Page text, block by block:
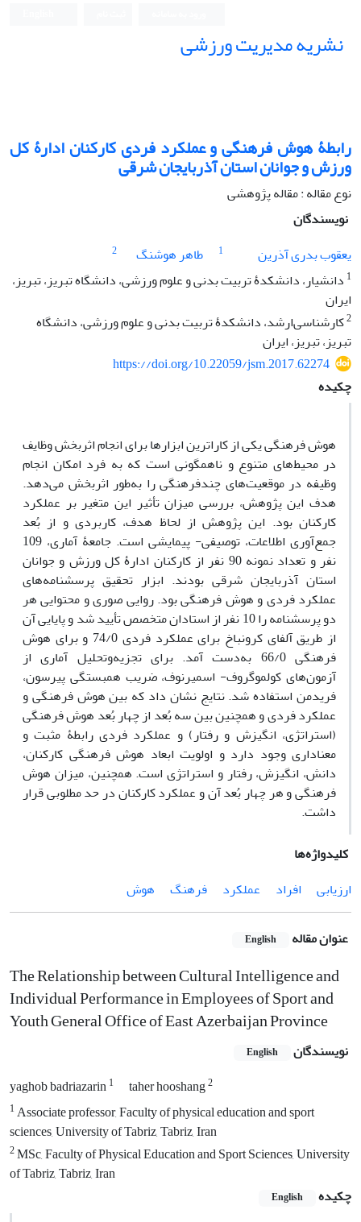
نشریه مدیریت ورزشی
رابطۀ هوش فرهنگی و عملکرد فردی کارکنان ادارۀ کل
ورزش و جوانان استان آذربایجان شرقی
نوع مقاله : مقاله پژوهشی
نویسندگان
یعقوب بدری آذرین
1 طاهر هوشنگ
2
1 دانشیار، دانشکدۀ تربیت بدنی و علوم ورزشی، دانشگاه تبریز، تبریز،
ایران
2کارشناسی‌ارشد، دانشکدۀ تربیت بدنی و علوم ورزشی، دانشگاه
تبریز، تبریز، ایران
https://doi.org/10.22059/jsm.2017.62274
چکیده
هوش فرهنگی یکی از کاراترین ابزارها برای انجام اثربخش وظایف
در محیط‌های متنوع و ناهمگونی است که به فرد امکان انجام
وظیفه در موقعیت‌های چندفرهنگی را به‌طور اثربخش می‌دهد.
هدف این پژوهش، بررسی میزان تأثیر این متغیر بر عملکرد
کارکنان بود. این پژوهش از لحاظ هدف، کاربردی و از بُعد
جمع‌آوری اطلاعات، توصیفی- پیمایشی است. جامعۀ آماری، 109
نفر و تعداد نمونه 90 نفر از کارکنان ادارۀ کل ورزش و جوانان
استان آذربایجان شرقی بودند. ابزار تحقیق پرسشنامه‌های
عملکرد فردی و هوش فرهنگی بود. روایی صوری و محتوایی هر
دو پرسشنامه را 10 نفر از استادان متخصص تأیید شد و پایایی آن
از طریق آلفای کرونباخ برای عملکرد فردی 74/0 و برای هوش
فرهنگی 66/0 به‌دست آمد. برای تجزیه‌وتحلیل آماری از
آزمون‌های کولموگروف- اسمیرنوف، ضریب همبستگی پیرسون،
فریدمن استفاده شد. نتایج نشان داد که بین هوش فرهنگی و
عملکرد فردی و همچنین بین سه بُعد از چهار بُعد هوش فرهنگی
(استراتژی، انگیزش و رفتار) و عملکرد فردی رابطۀ مثبت و
معناداری وجود دارد و اولویت ابعاد هوش فرهنگی کارکنان،
دانش، انگیزش، رفتار و استراتژی است. همچنین، میزان هوش
فرهنگی و هر چهار بُعد آن و عملکرد کارکنان در حد مطلوبی قرار
داشت.
کلیدواژه‌ها
ارزیابی
افراد عملکرد فرهنگ هوش
عنوان مقاله English
The Relationship between Cultural Intelligence and
Individual Performance in Employees of Sport and
Youth General Office of East Azerbaijan Province
نویسندگان English
yaghob badriazarin1 taher hooshang2
1Associate professor, Faculty of physical education and sport
sciences, University of Tabriz, Tabriz, Iran
2MSc, Faculty of Physical Education and Sport Sciences, University
of Tabriz, Tabriz, Iran
چکیده
English